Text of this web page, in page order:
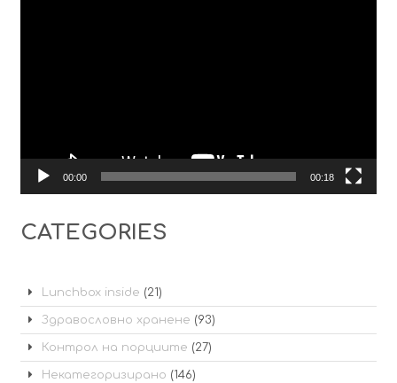
00:00 00:18
CATEGORIES
Lunchbox inside (21)
Здравословно хранене (93)
Контрол на порциите (27)
Некатегоризирано (146)